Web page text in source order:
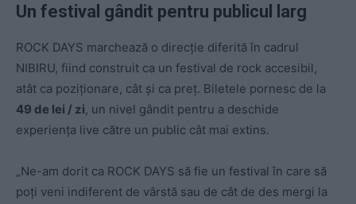
Un festival gândit pentru publicul larg
ROCK DAYS marchează o direcție diferită în cadrul
NIBIRU, fiind construit ca un festival de rock accesibil,
atât ca poziționare, cât și ca preț. Biletele pornesc de la
49 de lei / zi, un nivel gândit pentru a deschide
experiența live către un public cât mai extins.
„Ne-am dorit ca ROCK DAYS să fie un festival în care să
poți veni indiferent de vârstă sau de cât de des mergi la